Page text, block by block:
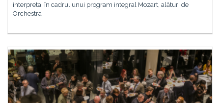
interpreta, în cadrul unui program integral Mozart, alături de
Orchestra